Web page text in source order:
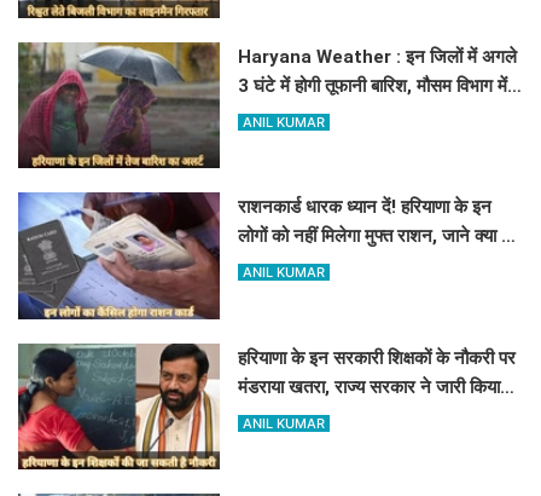
Haryana Weather : इन जिलों में अगले
3 घंटे में होगी तूफानी बारिश, मौसम विभाग में
जारी किया रेड अलर्ट
ANIL KUMAR
राशनकार्ड धारक ध्यान दें! हरियाणा के इन
लोगों को नहीं मिलेगा मुफ्त राशन, जाने क्या है
कारण
ANIL KUMAR
हरियाणा के इन सरकारी शिक्षकों के नौकरी पर
मंडराया खतरा, राज्य सरकार ने जारी किया
बड़ा अलर्ट
ANIL KUMAR